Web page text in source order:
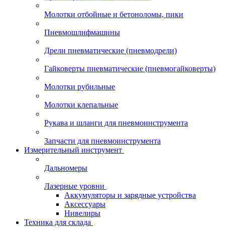
Молотки отбойные и бетоноломы, пики
Пневмошлифмашины
Дрели пневматические (пневмодрели)
Гайковерты пневматические (пневмогайковерты)
Молотки рубильные
Молотки клепальные
Рукава и шланги для пневмоинструмента
Запчасти для пневмоинструмента
Измерительный инструмент
Дальномеры
Лазерные уровни
Аккумуляторы и зарядные устройства
Аксессуары
Нивелиры
Техника для склада